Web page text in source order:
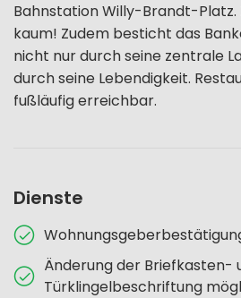
Bahnstation Willy-Brandt-
kaum! Zudem besticht das
nicht nur durch seine zentrale
durch seine Lebendigkeit.
fußläufig erreichbar.
Dienste
Änderung der Briefkasten-
Türklingelbeschriftung